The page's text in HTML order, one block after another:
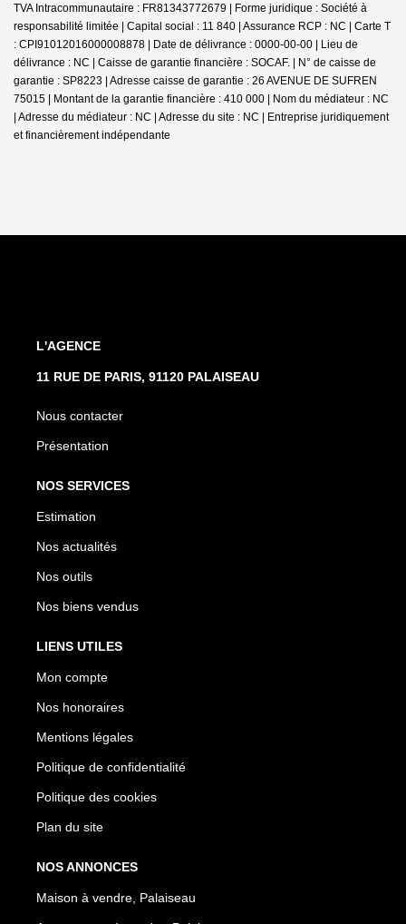
TVA Intracommunautaire : FR81343772679 | Forme juridique : Société à
responsabilité limitée | Capital social : 11 840 | Assurance RCP : NC | Carte T
: CPI91012016000008878 | Date de délivrance : 0000-00-00 | Lieu de
délivrance : NC | Caisse de garantie financière : SOCAF. | N° de caisse de
garantie : SP8223 | Adresse caisse de garantie : 26 AVENUE DE SUFREN
75015 | Montant de la garantie financière : 410 000 | Nom du médiateur : NC
| Adresse du médiateur : NC | Adresse du site : NC | Entreprise juridiquement
et financièrement indépendante
L'AGENCE
11 RUE DE PARIS, 91120 PALAISEAU
Nous contacter
Présentation
NOS SERVICES
Estimation
Nos actualités
Nos outils
Nos biens vendus
LIENS UTILES
Mon compte
Nos honoraires
Mentions légales
Politique de confidentialité
Politique des cookies
Plan du site
NOS ANNONCES
Maison à vendre, Palaiseau